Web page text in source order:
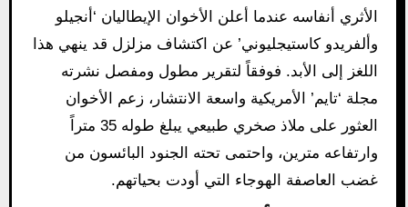
الأثري أنفاسه عندما أعلن الأخوان الإيطاليان ‘أنجيلو
وألفريدو كاستيجليوني’ عن اكتشاف مزلزل قد ينهي هذا
اللغز إلى الأبد. فوفقاً لتقرير مطول ومفصل نشرته
مجلة ‘تايم’ الأمريكية واسعة الانتشار، زعم الأخوان
العثور على ملاذ صخري طبيعي يبلغ طوله 35 متراً
وارتفاعه مترين، واحتمى تحته الجنود البائسون من
غضب العاصفة الهوجاء التي أودت بحياتهم.